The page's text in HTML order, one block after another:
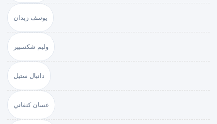
يوسف زيدان
وليم شكسبير
دانيال ستيل
غسان كنفاني